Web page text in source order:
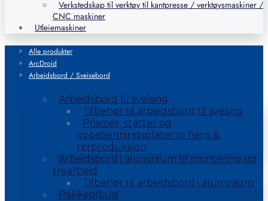
Verkstedskap til verktøy til kantpresse / verktøysmaskiner /
CNC maskiner
Utleiemaskiner
Alle produkter
ArcDroid
Arbeidsbord / Sveisebord
Arbeidsbord til sveising
Tilbehør til arbeidsbord til svesing
Prismer, støtter og
oppspenningsplater til flens &
rørproduksjon
Arbeidsbord i aluminium til montering og
trearbeid
Tilbehør til arbeidsbord i aluminium
Pakketilbud